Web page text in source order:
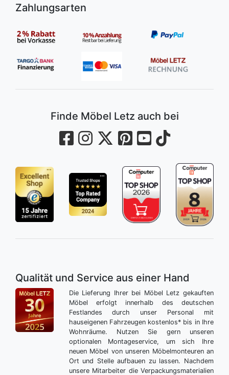
Zahlungsarten
Finde Möbel Letz auch bei
Qualität und Service aus einer Hand
Die Lieferung Ihrer bei Möbel Letz gekauften
Möbel erfolgt innerhalb des deutschen
Festlandes durch unser Personal mit
hauseigenen Fahrzeugen kostenlos* bis in Ihre
Wohnräume. Nutzen Sie gern unseren
optionalen Montageservice, um sich Ihre
neuen Möbel von unseren Möbelmonteuren an
Ort und Stelle aufbauen zu lassen. Nachdem
unsere Mitarbeiter die Verpackungsmaterialien